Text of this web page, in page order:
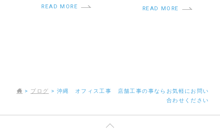
READ MORE READ MORE
> ブログ > 沖縄 オフィス工事 店舗工事の事ならお気軽にお問い
合わせください